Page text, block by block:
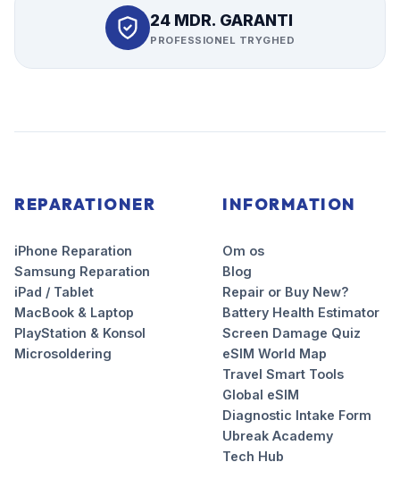
24 MDR. GARANTI
PROFESSIONEL TRYGHED
REPARATIONER
iPhone Reparation
Samsung Reparation
iPad / Tablet
MacBook & Laptop
PlayStation & Konsol
Microsoldering
INFORMATION
Om os
Blog
Repair or Buy New?
Battery Health Estimator
Screen Damage Quiz
eSIM World Map
Travel Smart Tools
Global eSIM
Diagnostic Intake Form
Ubreak Academy
Tech Hub